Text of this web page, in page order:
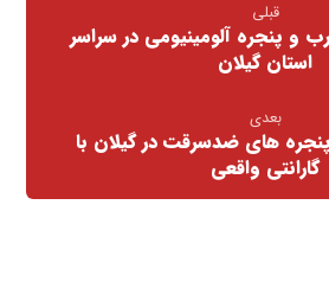
قبلی
پنجره آلومینیومی در سراسر
استان گیلان
بعدی
های ضدسرقت در گیلان با
گارانتی واقعی